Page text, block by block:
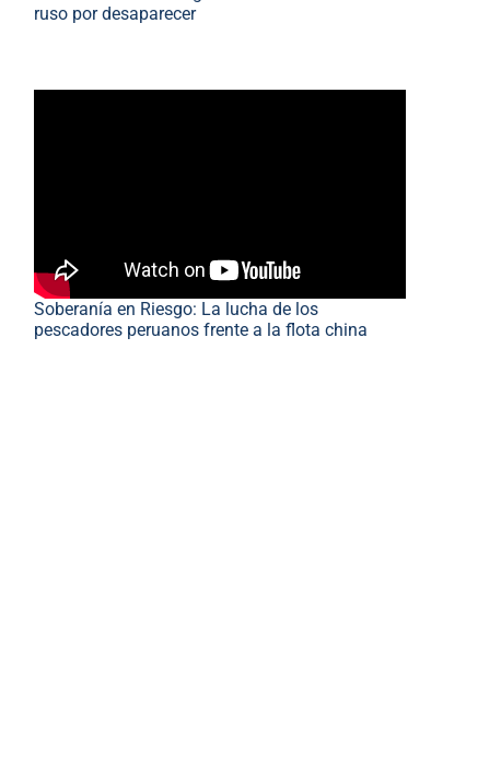
ruso por desaparecer
Soberanía en Riesgo: La lucha de los
pescadores peruanos frente a la flota china